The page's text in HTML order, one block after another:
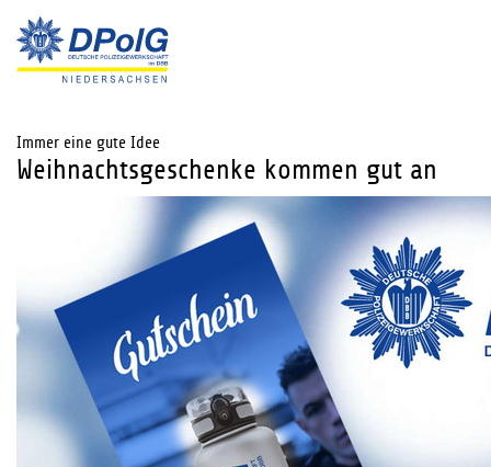
Immer eine gute Idee
Weihnachtsgeschenke kommen gut an